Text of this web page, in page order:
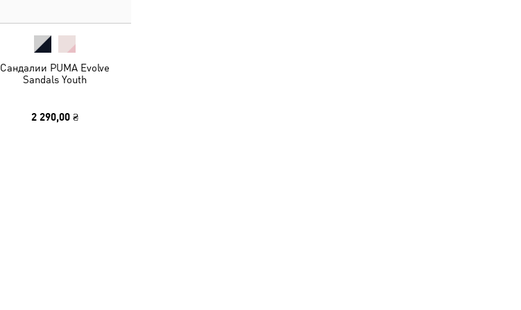
Сандалии PUMA Evolve
Sandals Youth
2 290,00 ₴